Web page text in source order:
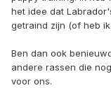
het idee dat
getraind zijn (of heb
Ben dan ook
andere rassen die
voor ons.